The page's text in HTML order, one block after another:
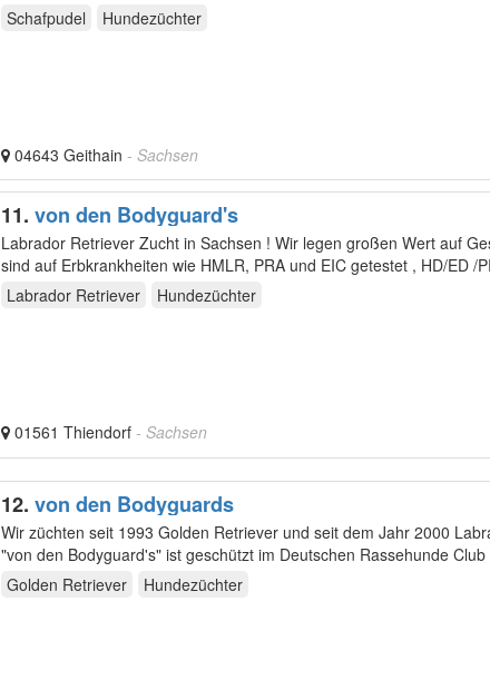
Schafpudel
Hundezüchter
04643 Geithain - Sachsen
11. von den Bodyguard's
Labrador Retriever Zucht in Sachsen ! Wir legen großen Wert auf Gesundheit, d.h. unsere Labradore
sind auf Erbkrankheiten wie HMLR, PRA und EIC getestet , HD/ED
Labrador Retriever
Hundezüchter
01561 Thiendorf - Sachsen
12. von den Bodyguards
Wir züchten seit 1993 Golden Retriever und seit dem Jahr 2000
"von den Bodyguard's" ist geschützt im Deutschen
Golden Retriever
Hundezüchter